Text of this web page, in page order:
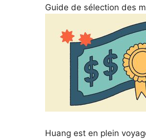
Guide de sélection des
Huang est en plein